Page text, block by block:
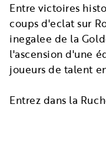
Entre victoires
coups d'eclat sur
inegalee de la
l'ascension d'une
joueurs de talent
Entrez dans la